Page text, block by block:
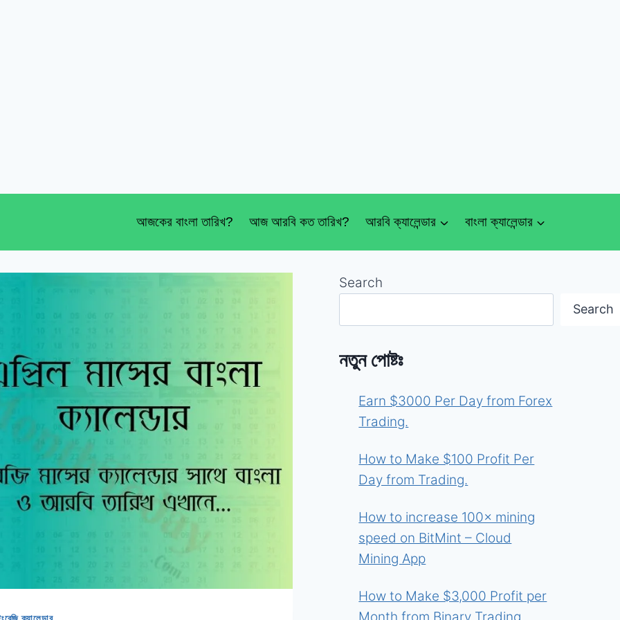
আজকের বাংলা তারিখ? আজ আরবি কত তারিখ? আরবি ক্যালেন্ডার বাংলা ক্যালেন্ডার
Search
Search
নতুন পোষ্টঃ
Earn $3000 Per Day from Forex
Trading.
How to Make $100 Profit Per
Day from Trading.
How to increase 100× mining
speed on BitMint – Cloud
Mining App
How to Make $3,000 Profit per